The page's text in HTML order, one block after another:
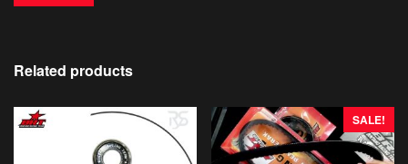
Related products
SALE!